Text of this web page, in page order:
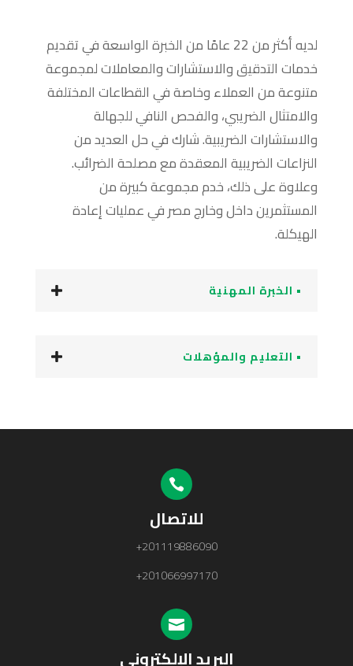
لديه أكثر من 22 عامًا من الخبرة الواسعة في تقديم
خدمات التدقيق والاستشارات والمعاملات لمجموعة
متنوعة من العملاء وخاصة في القطاعات المختلفة
والامتثال الضريبي، والفحص النافي للجهالة
والاستشارات الضريبية. شارك في حل العديد من
النزاعات الضريبية المعقدة مع مصلحة الضرائب.
وعلاوة على ذلك، خدم مجموعة كبيرة من
المستثمرين داخل وخارج مصر في عمليات إعادة
الهيكلة.
• الخبرة المهنية
• التعليم والمؤهلات

للاتصال
+201119886090
+201066997170

البريد الإلكتروني